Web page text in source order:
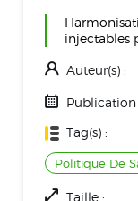
injectables
Auteur(s) :
Publication
Tag(s) :
Politique De
Taille :